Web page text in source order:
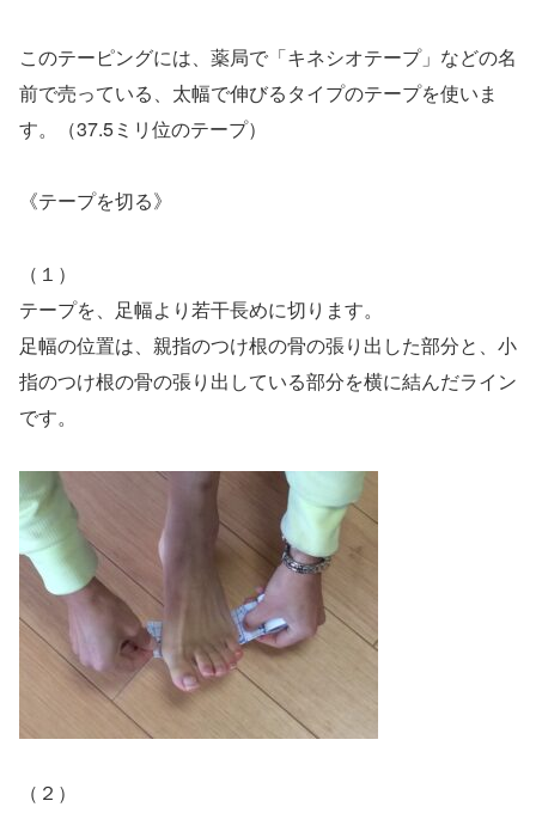
このテーピングには、薬局で「キネシオテープ」などの名
前で売っている、太幅で伸びるタイプのテープを使いま
す。（37.5ミリ位のテープ）
《テープを切る》
（１）
テープを、足幅より若干長めに切ります。
足幅の位置は、親指のつけ根の骨の張り出した部分と、小
指のつけ根の骨の張り出している部分を横に結んだライン
です。
（２）